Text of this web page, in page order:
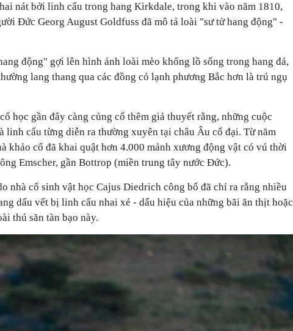
nát bởi linh cẩu trong hang Kirkdale, trong khi vào năm 1810,
Đức Georg August Goldfuss đã mô tả loài "sư tử hang động" -
động" gợi lên hình ảnh loài mèo khổng lồ sống trong hang đá,
lang thang qua các đồng cỏ lạnh phương Bắc hơn là trú ngụ
học gần đây càng củng cố thêm giả thuyết rằng, những cuộc
linh cẩu từng diễn ra thường xuyên tại châu Âu cổ đại. Từ năm
khảo cổ đã khai quật hơn 4.000 mảnh xương động vật có vú thời
Emscher, gần Bottrop (miền trung tây nước Đức).
nhà cổ sinh vật học Cajus Diedrich công bố đã chỉ ra rằng nhiều
dấu vết bị linh cẩu nhai xé - dấu hiệu của những bãi ăn thịt hoặc
thú săn tàn bạo này.